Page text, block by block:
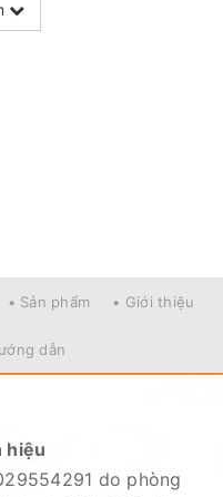
• Sản phẩm • Giới thiệu
dẫn
hiệu
do phòng